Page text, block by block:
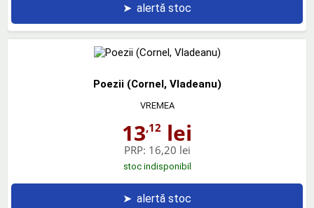
➤ alertă stoc
Poezii (Cornel, Vladeanu)
VREMEA
13,12 lei
PRP: 16,20 lei
stoc indisponibil
➤ alertă stoc